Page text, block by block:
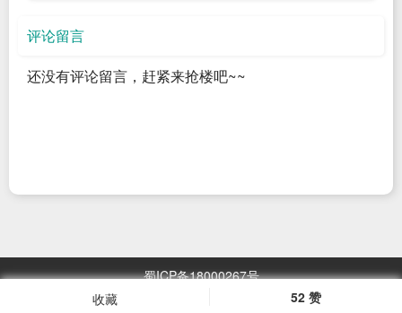
收藏 52 赞
时，要保证账号中的各个视频存在着一定联系。短视频的风
格、短视频内容都需要有清晰的定位。
键词。在字幕、文案、账号首页等各种可能的地方增加我们的
评论留言
还没有评论留言，赶紧来抢楼吧~~
蜀ICP备18000267号
万次